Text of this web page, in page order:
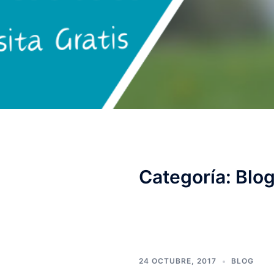
Categoría:
24 OCTUBRE, 2017 BLOG